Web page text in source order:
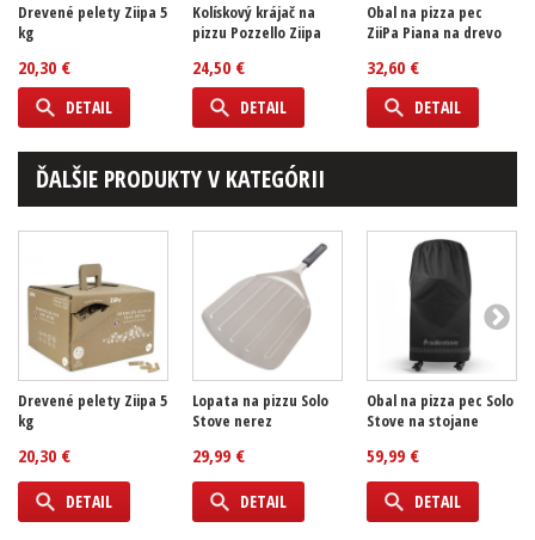
Drevené pelety Ziipa 5
kg
20,30 €
DETAIL
Kolískový krájač na
pizzu Pozzello Ziipa
24,50 €
DETAIL
Obal na pizza pec
ZiiPa Piana na drevo
32,60 €
DETAIL
ĎALŠIE PRODUKTY V KATEGÓRII
Drevené pelety Ziipa 5
kg
20,30 €
DETAIL
Lopata na pizzu Solo
Stove nerez
29,99 €
DETAIL
Obal na pizza pec Solo
Stove na stojane
59,99 €
DETAIL